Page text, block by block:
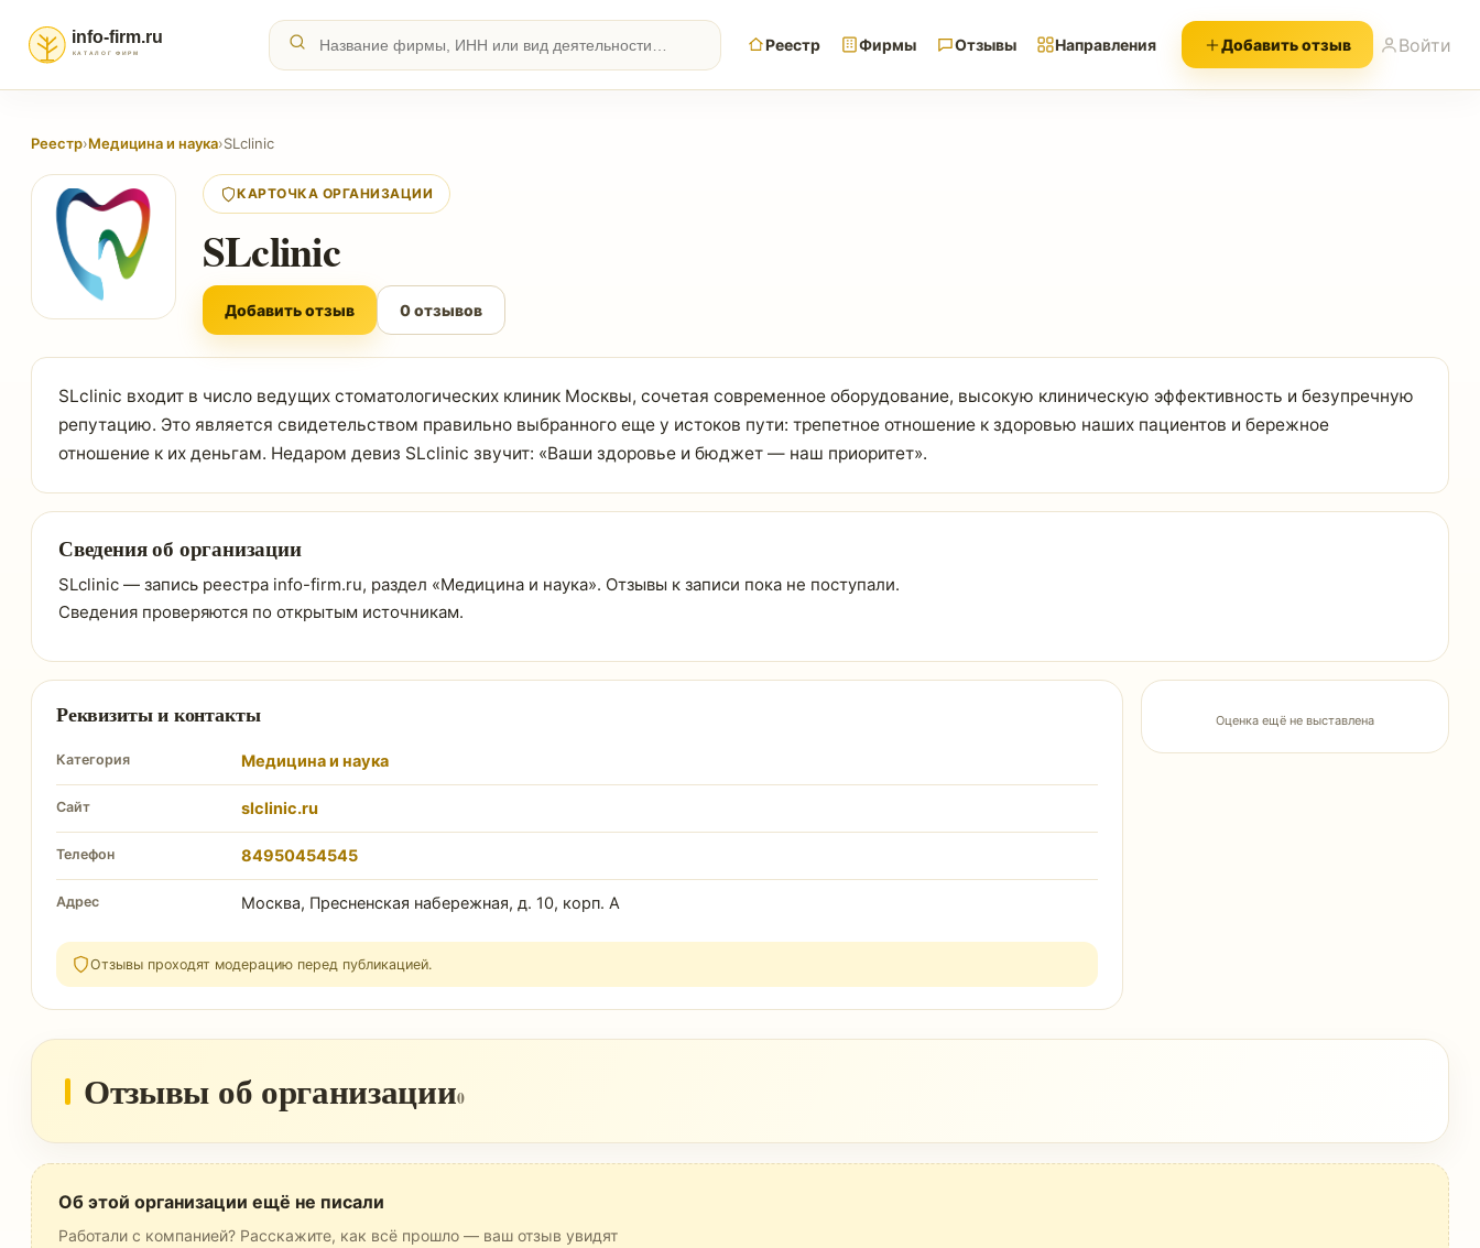
Реестр Фирмы Отзывы Направления Добавить отзыв Войти
Реестр›Медицина и наука›SLclinic
КАРТОЧКА ОРГАНИЗАЦИИ
SLclinic
Добавить отзыв 0 отзывов
SLclinic входит в число ведущих стоматологических клиник Москвы, сочетая современное оборудование, высокую клиническую эффективность и безупречную
репутацию. Это является свидетельством правильно выбранного еще у истоков пути: трепетное отношение к здоровью наших пациентов и бережное
отношение к их деньгам. Недаром девиз SLclinic звучит: «Ваши здоровье и бюджет — наш приоритет».
Сведения об организации
SLclinic — запись реестра info-firm.ru, раздел «Медицина и наука». Отзывы к записи пока не поступали.
Сведения проверяются по открытым источникам.
Реквизиты и контакты
Категория Медицина и наука
Сайт slclinic.ru
Телефон 84950454545
Адрес Москва, Пресненская набережная, д. 10, корп. А
Отзывы проходят модерацию перед публикацией.
Оценка ещё не выставлена
Отзывы об организации0
Об этой организации ещё не писали
Работали с компанией? Расскажите, как всё прошло — ваш отзыв увидят